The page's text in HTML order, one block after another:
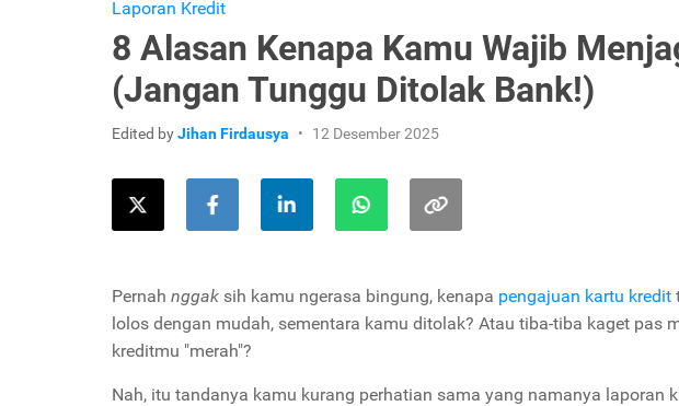
Laporan Kredit
8 Alasan Kenapa Kamu Wajib
(Jangan Tunggu Ditolak Bank!)
Edited byJihan Firdausya 12 Desember 2025
Pernah nggak sih kamu ngerasa bingung, kenapa pengajuan kartu kredit
lolos dengan mudah, sementara kamu ditolak? Atau tiba-tiba kaget pas
kreditmu "merah"?
Nah, itu tandanya kamu kurang perhatian sama yang namanya laporan